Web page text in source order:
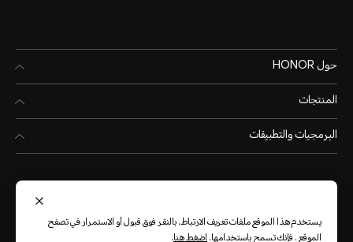
حول HONOR
المنتجات
البرمجيات والتطبيقات
يستخدم هذا الموقع ملفات تعريف الارتباط. بالنقر فوق قبول أو الاستمرار في تصفح
الموقع ، فإنك تسمح باستخدامها.اضغط هنا.